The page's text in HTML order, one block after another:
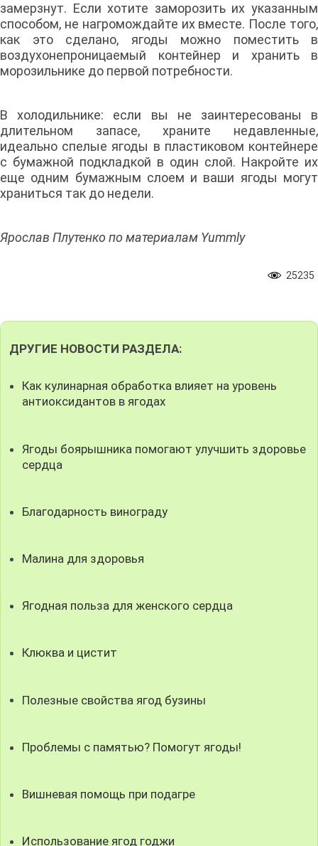
замерзнут. Если хотите заморозить их указанным
способом, не нагромождайте их вместе. После того,
как это сделано, ягоды можно поместить в
воздухонепроницаемый контейнер и хранить в
морозильнике до первой потребности.
В холодильнике: если вы не заинтересованы в
длительном запасе, храните недавленные,
идеально спелые ягоды в пластиковом контейнере
с бумажной подкладкой в один слой. Накройте их
еще одним бумажным слоем и ваши ягоды могут
храниться так до недели.
Ярослав Плутенко по материалам Yummly
25235
ДРУГИЕ НОВОСТИ РАЗДЕЛА:
Как кулинарная обработка влияет на уровень
антиоксидантов в ягодах
Ягоды боярышника помогают улучшить здоровье
сердца
Благодарность винограду
Малина для здоровья
Ягодная польза для женского сердца
Клюква и цистит
Полезные свойства ягод бузины
Проблемы с памятью? Помогут ягоды!
Вишневая помощь при подагре
Использование ягод годжи